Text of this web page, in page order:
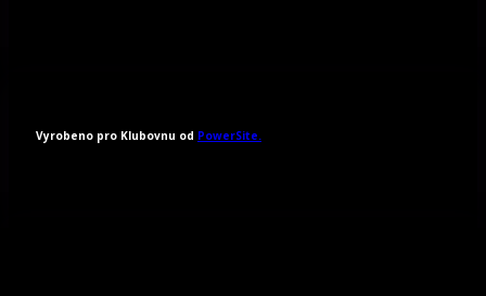
Vyrobeno pro Klubovnu od PowerSite.